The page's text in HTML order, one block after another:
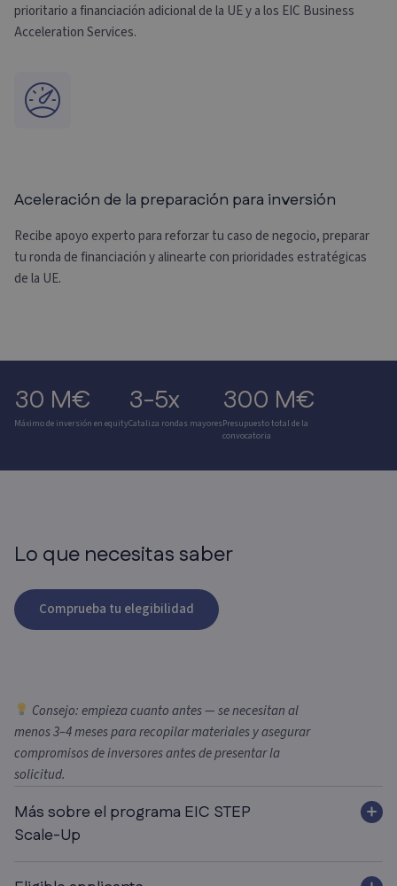
prioritario a financiación adicional de la UE y a los EIC Business
Acceleration Services.
Aceleración de la preparación para inversión
Recibe apoyo experto para reforzar tu caso de negocio, preparar
tu ronda de financiación y alinearte con prioridades estratégicas
de la UE.
30 M€
Máximo de inversión en equity
3-5x
Cataliza rondas mayores
300 M€
Presupuesto total de la
convocatoria
Lo que necesitas saber
Comprueba tu elegibilidad
Consejo: empieza cuanto antes — se necesitan al
menos 3–4 meses para recopilar materiales y asegurar
compromisos de inversores antes de presentar la
solicitud.
Más sobre el programa EIC STEP
Scale-Up